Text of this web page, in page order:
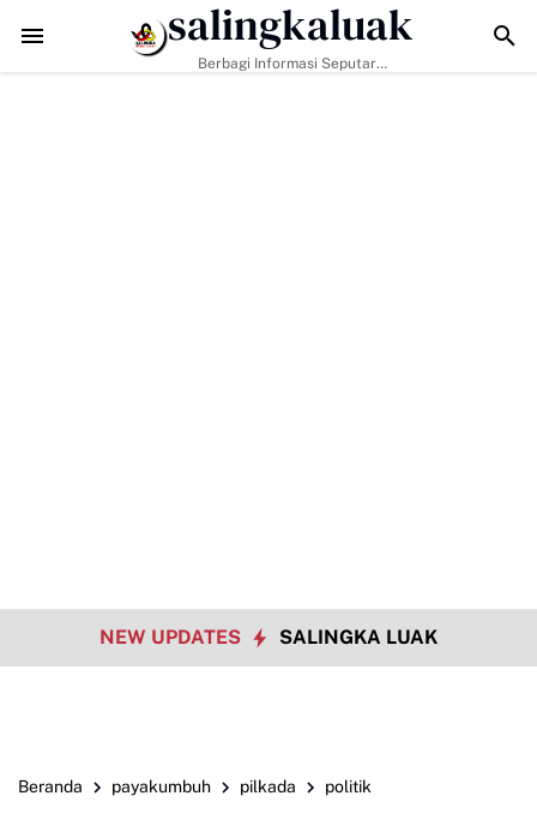
TMMD ke-129 Kodim 0306/50 Kota Pacu Pengerasan Jalan, Akses
salingkaluak
Berbagi Informasi Seputar
NEW UPDATES SALINGKA LUAK
Beranda payakumbuh pilkada politik